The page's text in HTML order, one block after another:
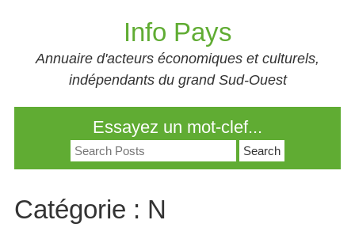
Info Pays
Annuaire d'acteurs économiques et culturels,
indépendants du grand Sud-Ouest
Essayez un mot-clef...
Search
for:
Catégorie : N